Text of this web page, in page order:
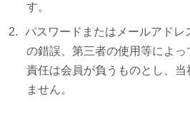
す。
パスワードまたはメールアドレ
の錯誤、第三者の使用等によ
責任は会員が負うものとし、
ません。